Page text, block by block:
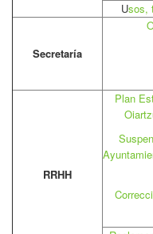
Usos,
Secretaría
RRHH
Plan